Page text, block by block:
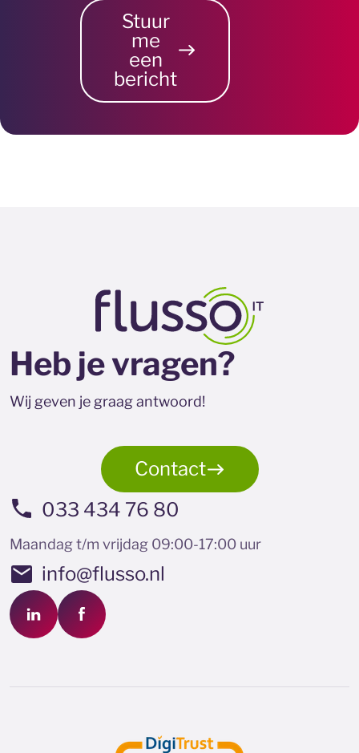
Stuur
me
een
bericht
Heb je vragen?
Wij geven je graag antwoord!
Contact
033 434 76 80
Maandag t/m vrijdag 09:00-17:00 uur
info@flusso.nl